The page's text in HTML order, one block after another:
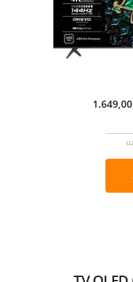
1.649,00